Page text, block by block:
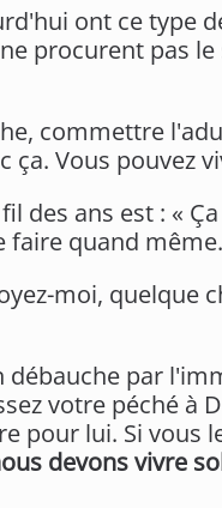
ont ce type
procurent pas
commettre
Vous pouvez
des ans est : «
faire quand
moi, quelque
débauche par
votre péché à
pour lui. Si vous
devons vivre